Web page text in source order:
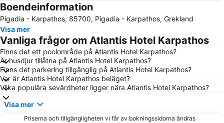
Boendeinformation
Pigadia - Karpathos, 85700, Pigadia - Karpathos, Grekland
Visa mer
Vanliga frågor om Atlantis Hotel Karpathos
Finns det ett poolområde på Atlantis Hotel Karpathos?
Är husdjur tillåtna på Atlantis Hotel Karpathos?
Finns det parkering tillgänglig på Atlantis Hotel Karpathos?
Var är Atlantis Hotel Karpathos beläget?
Vilka populära sevärdheter ligger nära Atlantis Hotel Karpathos?
Visa mer
Priserna och tillgängligheten vi får av bokningssidorna ändras